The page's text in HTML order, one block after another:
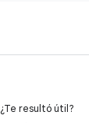
¿Te resultó útil?